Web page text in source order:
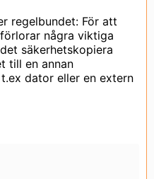
regelbundet: För att
några viktiga
säkerhetskopiera
till en annan
dator eller en extern